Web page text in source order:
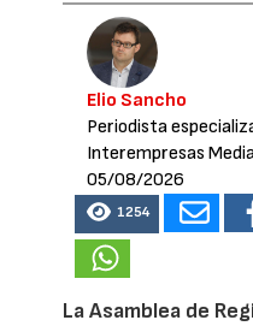
Elio Sancho
Periodista
Interempresas
05/08/2026
1254
La Asamblea de